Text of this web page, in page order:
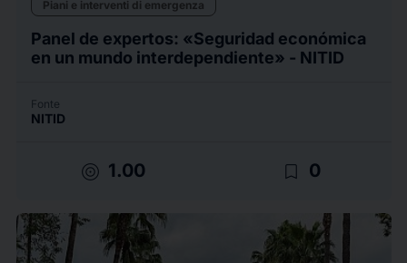
Piani e interventi di emergenza
Panel de expertos: «Seguridad económica
en un mundo interdependiente» - NITID
Fonte
NITID
target 1.00 bookmark_border 0